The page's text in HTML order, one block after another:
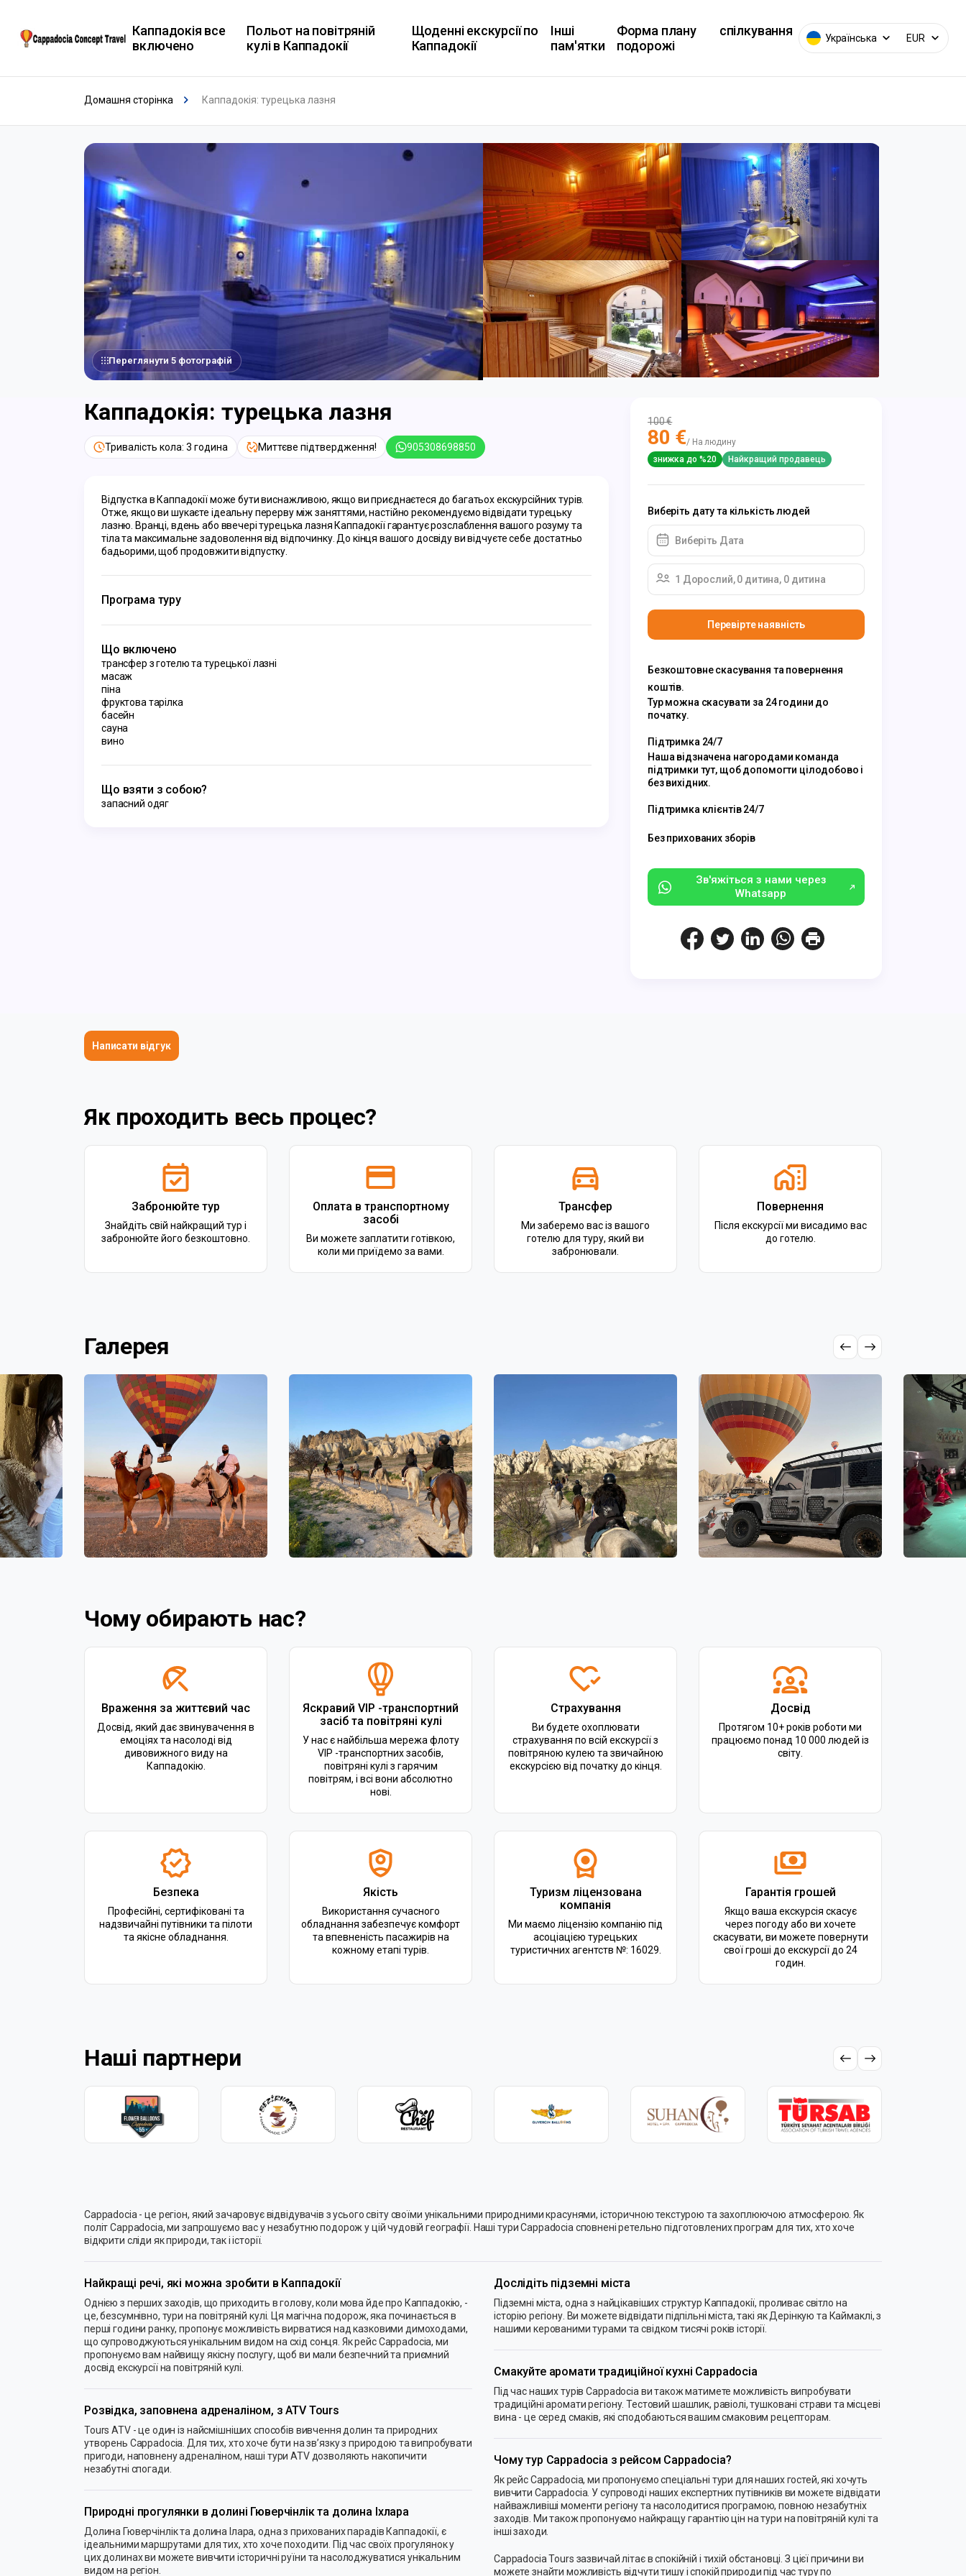
Каппадокія все
включено
Польот на повітряній
кулі в Каппадокії
Щоденні екскурсії по
Каппадокії
Інші
пам'ятки
Форма плану
подорожі
спілкування Українська EUR
Домашня сторінка Каппадокія: турецька лазня
Переглянути 5 фотографій
Каппадокія: турецька лазня
Тривалість кола: 3 година Миттєве підтвердження! 905308698850
Відпустка в Каппадокії може бути виснажливою, якщо ви приєднаєтеся до багатьох екскурсійних турів.
Отже, якщо ви шукаєте ідеальну перерву між заняттями, настійно рекомендуємо відвідати турецьку
лазню. Вранці, вдень або ввечері турецька лазня Каппадокії гарантує розслаблення вашого розуму та
тіла та максимальне задоволення від відпочинку. До кінця вашого досвіду ви відчуєте себе достатньо
бадьорими, щоб продовжити відпустку.
Програма туру
Що включено
трансфер з готелю та турецької лазні
масаж
піна
фруктова тарілка
басейн
сауна
вино
Що взяти з собою?
запасний одяг
100 €
80 €/ На людину
знижка до %20
Найкращий продавець
Виберіть дату та кількість людей
Виберіть Дата
1 Дорослий, 0 дитина, 0 дитина
Перевірте наявність
Безкоштовне скасування та повернення
коштів.
Тур можна скасувати за 24 години до
початку.
Підтримка 24/7
Наша відзначена нагородами команда
підтримки тут, щоб допомогти цілодобово і
без вихідних.
Підтримка клієнтів 24/7
Без прихованих зборів
Зв'яжіться з нами через
Whatsapp
Написати відгук
Як проходить весь процес?
Забронюйте тур
Знайдіть свій найкращий тур і
забронюйте його безкоштовно.
Оплата в транспортному
засобі
Ви можете заплатити готівкою,
коли ми приїдемо за вами.
Трансфер
Ми заберемо вас із вашого
готелю для туру, який ви
забронювали.
Повернення
Після екскурсії ми висадимо вас
до готелю.
Галерея
Чому обирають нас?
Враження за життєвий час
Досвід, який дає звинувачення в
емоціях та насолоді від
дивовижного виду на
Каппадокію.
Яскравий VIP -транспортний
засіб та повітряні кулі
У нас є найбільша мережа флоту
VIP -транспортних засобів,
повітряні кулі з гарячим
повітрям, і всі вони абсолютно
нові.
Страхування
Ви будете охоплювати
страхування по всій екскурсії з
повітряною кулею та звичайною
екскурсією від початку до кінця.
Досвід
Протягом 10+ років роботи ми
працюємо понад 10 000 людей із
світу.
Безпека
Професійні, сертифіковані та
надзвичайні путівники та пілоти
та якісне обладнання.
Якість
Використання сучасного
обладнання забезпечує комфорт
та впевненість пасажирів на
кожному етапі турів.
Туризм ліцензована
компанія
Ми маємо ліцензію компанію під
асоціацією турецьких
туристичних агентств №: 16029.
Гарантія грошей
Якщо ваша екскурсія скасує
через погоду або ви хочете
скасувати, ви можете повернути
свої гроші до екскурсії до 24
годин.
Наші партнери
Cappadocia - це регіон, який зачаровує відвідувачів з усього світу своїми унікальними природними красунями, історичною текстурою та захоплюючою атмосферою. Як
політ Cappadocia, ми запрошуємо вас у незабутню подорож у цій чудовій географії. Наші тури Cappadocia сповнені ретельно підготовлених програм для тих, хто хоче
відкрити сліди як природи, так і історії.
Найкращі речі, які можна зробити в Каппадокії
Однією з перших заходів, що приходить в голову, коли мова йде про Каппадокію, -
це, безсумнівно, тури на повітряній кулі. Ця магічна подорож, яка починається в
перші години ранку, пропонує можливість вирватися над казковими димоходами,
що супроводжуються унікальним видом на схід сонця. Як рейс Cappadocia, ми
пропонуємо вам найвищу якісну послугу, щоб ви мали безпечний та приємний
досвід екскурсії на повітряній кулі.
Розвідка, заповнена адреналіном, з ATV Tours
Tours ATV - це один із найсмішніших способів вивчення долин та природних
утворень Cappadocia. Для тих, хто хоче бути на зв’язку з природою та випробувати
пригоди, наповнену адреналіном, наші тури ATV дозволяють накопичити
незабутні спогади.
Природні прогулянки в долині Гюверчінлік та долина Іхлара
Долина Гюверчінлік та долина Ілара, одна з прихованих парадів Каппадокії, є
ідеальними маршрутами для тих, хто хоче походити. Під час своїх прогулянок у
цих долинах ви можете вивчити історичні руїни та насолоджуватися унікальним
видом на регіон.
Дослідіть підземні міста
Підземні міста, одна з найцікавіших структур Каппадокії, проливає світло на
історію регіону. Ви можете відвідати підпільні міста, такі як Дерінкую та Каймаклі, з
нашими керованими турами та свідком тисячі років історії.
Смакуйте аромати традиційної кухні Cappadocia
Під час наших турів Cappadocia ви також матимете можливість випробувати
традиційні аромати регіону. Тестовий шашлик, равіолі, тушковані страви та місцеві
вина - це серед смаків, які сподобаються вашим смаковим рецепторам.
Чому тур Cappadocia з рейсом Cappadocia?
Як рейс Cappadocia, ми пропонуємо спеціальні тури для наших гостей, які хочуть
вивчити Cappadocia. У супроводі наших експертних путівників ви можете відвідати
найважливіші моменти регіону та насолодитися програмою, повною незабутніх
заходів. Ми також пропонуємо найкращу гарантію цін на тури на повітряній кулі та
інші заходи.
Cappadocia Tours зазвичай літає в спокійній і тихій обстановці. З цієї причини ви
можете знайти можливість відчути тишу і спокій природи під час туру по